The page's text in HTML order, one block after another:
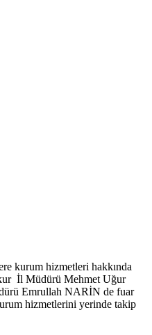
kurum hizmetleri hakkında
İl Müdürü Mehmet Uğur
Emrullah NARİN de fuar
hizmetlerini yerinde takip